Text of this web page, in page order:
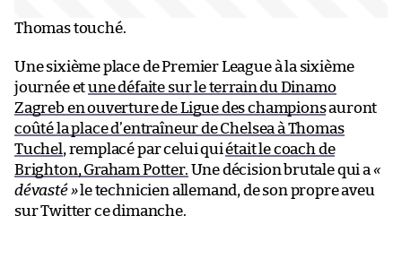
Thomas touché.
Une sixième place de Premier League à la sixième
journée etune défaite sur le terrain du Dinamo
Zagreb en ouverture de Ligue des championsauront
coûté la place d’entraîneur de Chelsea à Thomas
Tuchel, remplacé par celui quiétait le coach de
Brighton, Graham Potter. Une décision brutale qui a «
dévasté »le technicien allemand, de son propre aveu
sur Twitter ce dimanche.